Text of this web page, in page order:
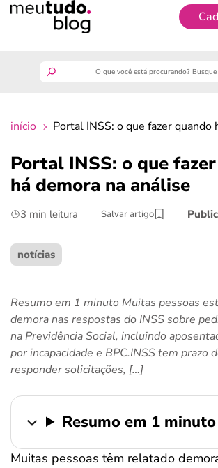
finanças
benefícios
crédito fácil
ferramentas
início Portal INSS: o que fazer quando
Portal INSS: o que
há demora na análise
3 min leitura Salvar artigo
notícias
Resumo em 1 minuto Muitas pessoas
demora nas respostas do INSS sobre
na Previdência Social, incluindo
por incapacidade e BPC.INSS tem prazo
responder solicitações, […]
Resumo em 1 minuto
Muitas pessoas têm relatado